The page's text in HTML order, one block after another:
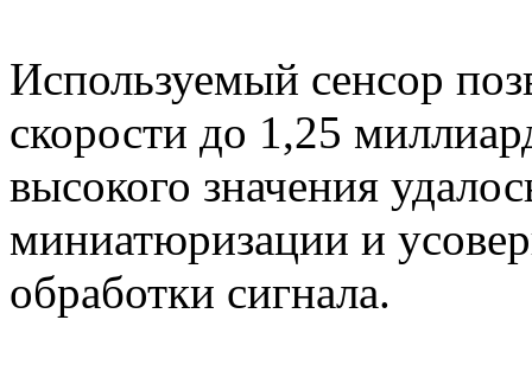
Используемый сенсор
скорости до 1,25
высокого значения
миниатюризации и
обработки сигнала.